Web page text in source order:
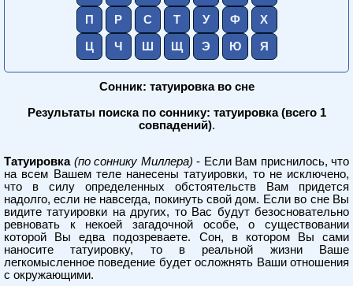
П Р С Т У Ф Х
Ц Ч Ш Щ Э Ю Я
Сонник: татуировка во сне
Результаты поиска по соннику: татуировка (всего 1
совпадений).
Татуировка (по соннику Миллера) - Если Вам приснилось, что
на всем Вашем теле нанесены татуировки, то не исключено,
что в силу определенных обстоятельств Вам придется
надолго, если не навсегда, покинуть свой дом. Если во сне Вы
видите татуировки на других, то Вас будут безосновательно
ревновать к некоей загадочной особе, о существовании
которой Вы едва подозреваете. Сон, в котором Вы сами
наносите татуировку, то в реальной жизни Ваше
легкомысленное поведение будет осложнять Ваши отношения
с окружающими.